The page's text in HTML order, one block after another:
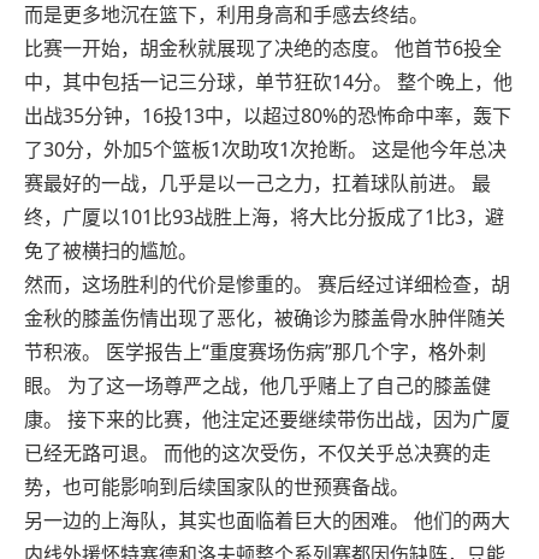
而是更多地沉在篮下，利用身高和手感去终结。
比赛一开始，胡金秋就展现了决绝的态度。 他首节6投全
中，其中包括一记三分球，单节狂砍14分。 整个晚上，他
出战35分钟，16投13中，以超过80%的恐怖命中率，轰下
了30分，外加5个篮板1次助攻1次抢断。 这是他今年总决
赛最好的一战，几乎是以一己之力，扛着球队前进。 最
终，广厦以101比93战胜上海，将大比分扳成了1比3，避
免了被横扫的尴尬。
然而，这场胜利的代价是惨重的。 赛后经过详细检查，胡
金秋的膝盖伤情出现了恶化，被确诊为膝盖骨水肿伴随关
节积液。 医学报告上“重度赛场伤病”那几个字，格外刺
眼。 为了这一场尊严之战，他几乎赌上了自己的膝盖健
康。 接下来的比赛，他注定还要继续带伤出战，因为广厦
已经无路可退。 而他的这次受伤，不仅关乎总决赛的走
势，也可能影响到后续国家队的世预赛备战。
另一边的上海队，其实也面临着巨大的困难。 他们的两大